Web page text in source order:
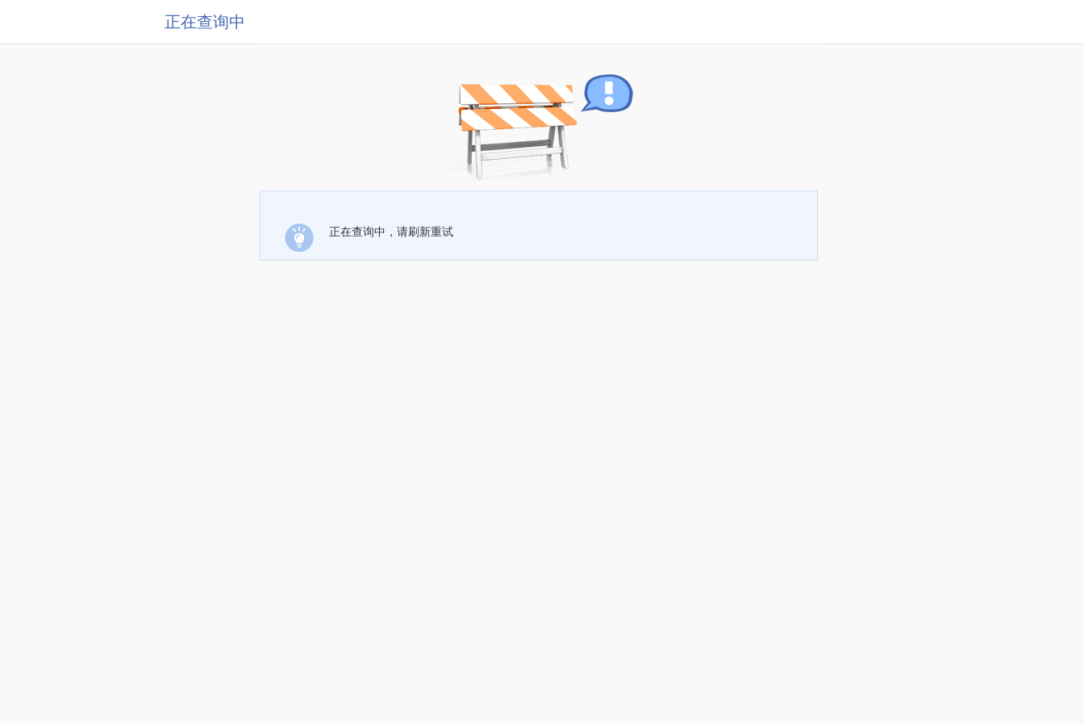
正在查询中
正在查询中，请刷新重试